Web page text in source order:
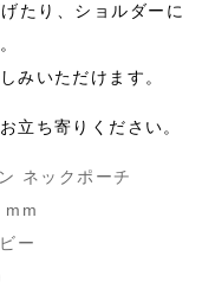
たり、ショルダーに
みいただけます。
立ち寄りください。
ネックポーチ
ー